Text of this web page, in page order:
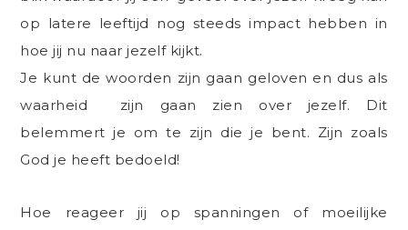
op latere leeftijd nog steeds impact hebben in
hoe jij nu naar jezelf kijkt.
Je kunt de woorden zijn gaan geloven en dus als
waarheid zijn gaan zien over jezelf. Dit
belemmert je om te zijn die je bent. Zijn zoals
God je heeft bedoeld!
Hoe reageer jij op spanningen of moeilijke